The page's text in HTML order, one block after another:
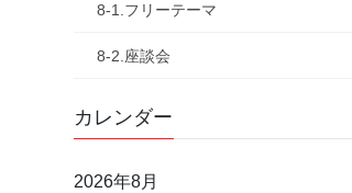
8-1.フリーテーマ
8-2.座談会
カレンダー
2026年8月